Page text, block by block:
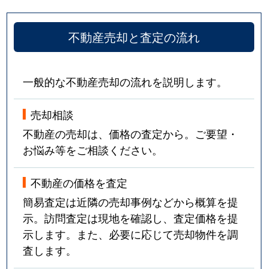
不動産売却と査定の流れ
一般的な不動産売却の流れを説明します。
売却相談
不動産の売却は、価格の査定から。ご要望・
お悩み等をご相談ください。
不動産の価格を査定
簡易査定は近隣の売却事例などから概算を提
示。訪問査定は現地を確認し、査定価格を提
示します。また、必要に応じて売却物件を調
査します。